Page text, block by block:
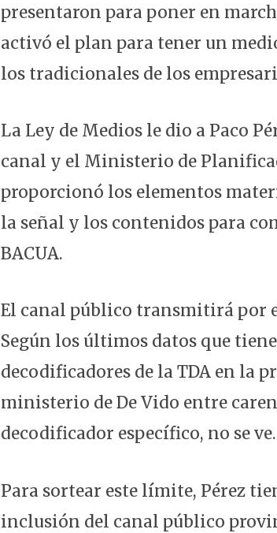
presentaron para poner en
activó el plan para tener un
los tradicionales de los
La Ley de Medios le dio a Paco
canal y el Ministerio de
proporcionó los elementos
la señal y los contenidos para
BACUA.
El canal público transmitirá por
Según los últimos datos que
decodificadores de la TDA en la
ministerio de De Vido entre
decodificador específico, no se ve.
Para sortear este límite, Pérez
inclusión del canal público